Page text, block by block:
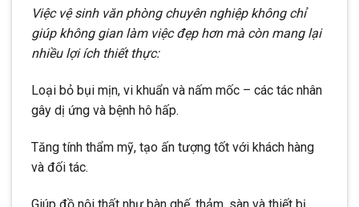
Việc vệ sinh văn phòng chuyên nghiệp không chỉ
giúp không gian làm việc đẹp hơn mà còn mang lại
nhiều lợi ích thiết thực:
Loại bỏ bụi mịn, vi khuẩn và nấm mốc – các tác nhân
gây dị ứng và bệnh hô hấp.
Tăng tính thẩm mỹ, tạo ấn tượng tốt với khách hàng
và đối tác.
Giúp đồ nội thất như bàn ghế, thảm, sàn và thiết bị